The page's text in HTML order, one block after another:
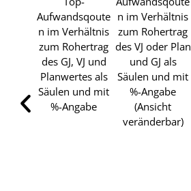
Aufwandsqoute
n im Verhältnis
zum Rohertrag
des GJ, VJ und
Planwertes als
Säulen und mit
%-Angabe
n im Verhältnis
zum Rohertrag
des VJ oder Plan
und GJ als
Säulen und mit
%-Angabe
(Ansicht
veränderbar)